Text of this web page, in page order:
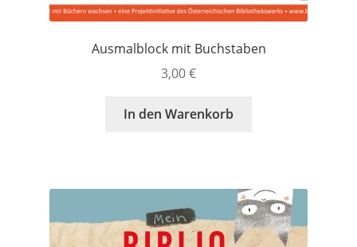
Ausmalblock mit Buchstaben
3,00€
In den Warenkorb